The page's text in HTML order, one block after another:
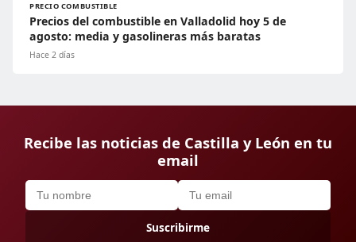
PRECIO COMBUSTIBLE
Precios del combustible en Valladolid hoy 5 de
agosto: media y gasolineras más baratas
Hace 2 días
Recibe las noticias de Castilla y León en tu
email
Suscribirme